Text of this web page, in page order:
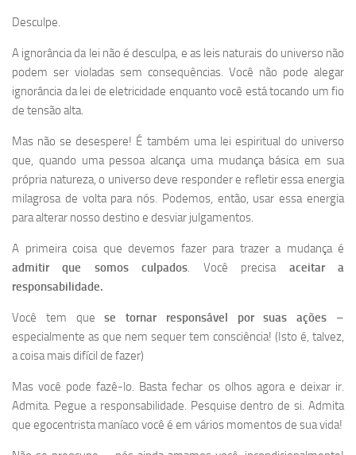
Desculpe.
A ignorância da lei não é desculpa, e as leis naturais do universo não
podem ser violadas sem consequências. Você não pode alegar
ignorância da lei de eletricidade enquanto você está tocando um fio
de tensão alta.
Mas não se desespere! É também uma lei espiritual do universo
que, quando uma pessoa alcança uma mudança básica em sua
própria natureza, o universo deve responder e refletir essa energia
milagrosa de volta para nós. Podemos, então, usar essa energia
para alterar nosso destino e desviar julgamentos.
A primeira coisa que devemos fazer para trazer a mudança é
admitir que somos culpados. Você precisa aceitar a
responsabilidade.
Você tem quese tornar responsável por suas ações –
especialmente as que nem sequer tem consciência! (Isto é, talvez,
a coisa mais difícil de fazer)
Mas você pode fazê-lo. Basta fechar os olhos agora e deixar ir.
Admita. Pegue a responsabilidade. Pesquise dentro de si. Admita
que egocentrista maníaco você é em vários momentos de sua vida!